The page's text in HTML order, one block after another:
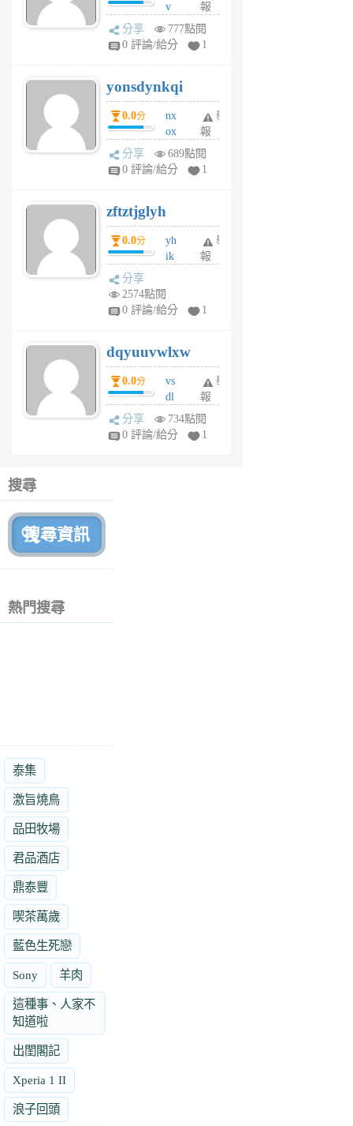
前
v
wt
sv
6
個
月
前
報
分享
777點閱
0 評論/給分
1
yonsdynkqi
0.0分
nx
ox
rh
pe
月
前
舉
報
分享
689點閱
0 評論/給分
1
zftztjglyh
0.0分
yh
ik
tu
6
個
月
前
舉
報
分享
2574點閱
0 評論/給分
1
dqyuuvwlxw
0.0分
vs
dl
sq
fy
舉
報
分享
734點閱
0 評論/給分
1
搜尋
熱門搜尋
泰集
激旨燒鳥
品田牧場
君品酒店
鼎泰豐
喫茶萬歲
藍色生死戀
Sony 羊肉
這種事、人家不
知道啦
出閨閣記
Xperia 1 II
浪子回頭